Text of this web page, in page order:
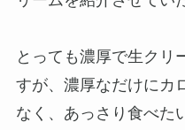
とっても濃厚で生クリ
すが、濃厚なだけにカ
なく、あっさり食べた